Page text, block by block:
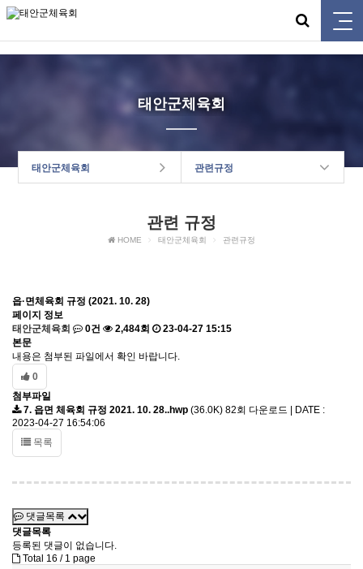
태안군체육회
태안군체육회
태안군체육회 관련규정
관련 규정
HOME 태안군체육회 관련규정
읍·면체육회 규정 (2021. 10. 28)
페이지 정보
태안군체육회
0건 2,484회
23-04-27 15:15
본문
내용은 첨부된 파일에서 확인 바랍니다.
0
첨부파일
7. 읍면 체육회 규정 2021. 10. 28..hwp (36.0K) 82회 다운로드 | DATE :
2023-04-27 16:54:06
목록
댓글목록
댓글목록
등록된 댓글이 없습니다.
Total 16 /1 page